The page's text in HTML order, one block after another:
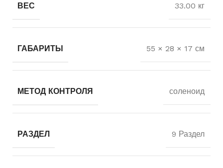
ВЕС 33.00 кг
ГАБАРИТЫ 55 × 28 × 17 см
МЕТОД КОНТРОЛЯ соленоид
РАЗДЕЛ 9 Раздел